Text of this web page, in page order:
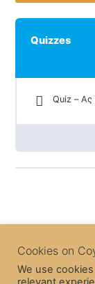
Quizzes
Quiz – Ας
Cookies on
We use